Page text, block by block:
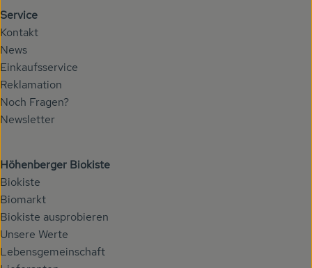
Service
Kontakt
News
Einkaufsservice
Reklamation
Noch Fragen?
Newsletter
Höhenberger Biokiste
Biokiste
Biomarkt
Biokiste ausprobieren
Unsere Werte
Lebensgemeinschaft